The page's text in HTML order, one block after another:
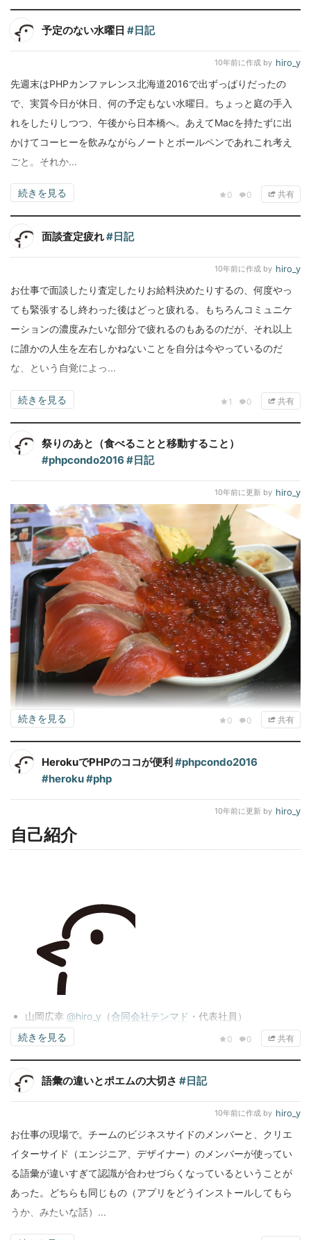
予定のない水曜日 #日記
10年前に作成 by hiro_y
0 0 共有
先週末はPHPカンファレンス北海道2016で出ずっぱりだったの
で、実質今日が休日、何の予定もない水曜日。ちょっと庭の手入
れをしたりしつつ、午後から日本橋へ。あえてMacを持たずに出
かけてコーヒーを飲みながらノートとボールペンであれこれ考え
ごと。それか...
続きを見る
面談査定疲れ#日記
10年前に作成 by hiro_y
1 0 共有
お仕事で面談したり査定したりお給料決めたりするの、何度やっ
ても緊張するし終わった後はどっと疲れる。もちろんコミュニケ
ーションの濃度みたいな部分で疲れるのもあるのだが、それ以上
に誰かの人生を左右しかねないことを自分は今やっているのだ
な、という自覚によっ...
続きを見る
祭りのあと（食べることと移動すること）
#phpcondo2016 #日記
10年前に更新 by hiro_y
0 0 共有
PHPカンファレンス北海道2016の翌日。遅めに起きて、札幌から
小樽に出て買い物してお昼を食べて。そこからが長い移動の始ま
りだった。
小樽から新千歳空港まで直通で1時間10分くらい。新千歳空港から
羽田空港まで、気流の乱れとか強風とか空港混雑のため2...
続きを見る
HerokuでPHPのココが便利#phpcondo2016
#heroku#php
10年前に更新 by hiro_y
0 0 共有
自己紹介
山岡広幸 @hiro_y （合同会社テンマド ・代表社員）
続きを見る
語彙の違いとポエムの大切さ #日記
10年前に作成 by hiro_y
お仕事の現場で。チームのビジネスサイドのメンバーと、クリエ
イターサイド（エンジニア、デザイナー）のメンバーが使ってい
る語彙が違いすぎて認識が合わせづらくなっているということが
あった。どちらも同じもの（アプリをどうインストールしてもら
うか、みたいな話）...